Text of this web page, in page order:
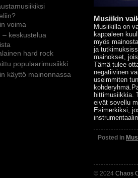
Musiikin
Musiikilla on
kappaleen
myös
ja
mainokset,
Tämä tulee
negatiivinen
useimmiten
hittimusiikkia.
eivät sovellu
Esimerkiksi,
Posted in
© 2024 Chaos
voima
– keskustelua
hard rock
populaarimusiikki
käyttö mainonnassa